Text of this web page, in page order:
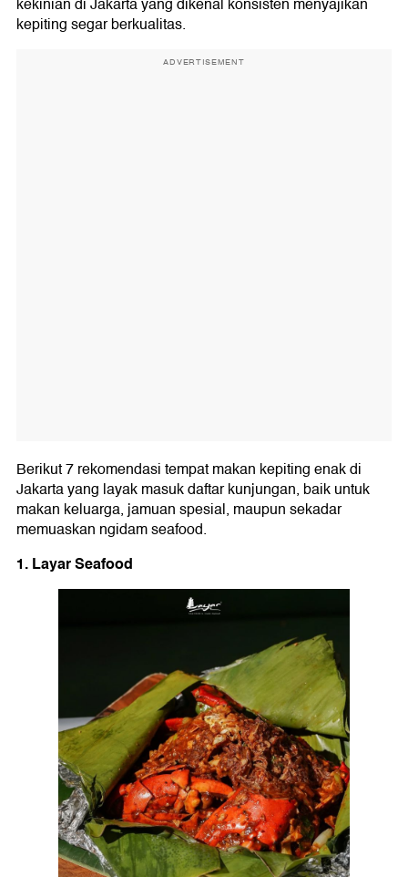
kepiting segar berkualitas.
ADVERTISEMENT
Berikut 7 rekomendasi tempat makan kepiting enak di
Jakarta yang layak masuk daftar kunjungan, baik untuk
makan keluarga, jamuan spesial, maupun sekadar
memuaskan ngidam seafood.
1. Layar Seafood